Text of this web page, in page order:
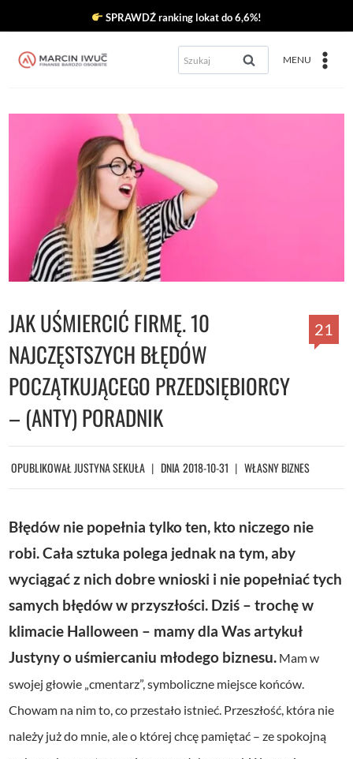
treści
SPRAWDŹ ranking lokat do 6,6%!
Szukaj: MENU
JAK UŚMIERCIĆ FIRMĘ. 10
NAJCZĘSTSZYCH BŁĘDÓW
POCZĄTKUJĄCEGO PRZEDSIĘBIORCY
– (ANTY) PORADNIK
21
OPUBLIKOWAŁ JUSTYNA SEKUŁA DNIA2018-10-31 WŁASNY BIZNES
Błędów nie popełnia tylko ten, kto niczego nie
robi. Cała sztuka polega jednak na tym, aby
wyciągać z nich dobre wnioski i nie popełniać tych
samych błędów w przyszłości. Dziś – trochę w
klimacie Halloween – mamy dla Was artykuł
Justyny o uśmiercaniu młodego biznesu. Mam w
swojej głowie „cmentarz”, symboliczne miejsce końców.
Chowam na nim to, co przestało istnieć. Przeszłość, która nie
należy już do mnie, ale o której chcę pamiętać – ze spokojną